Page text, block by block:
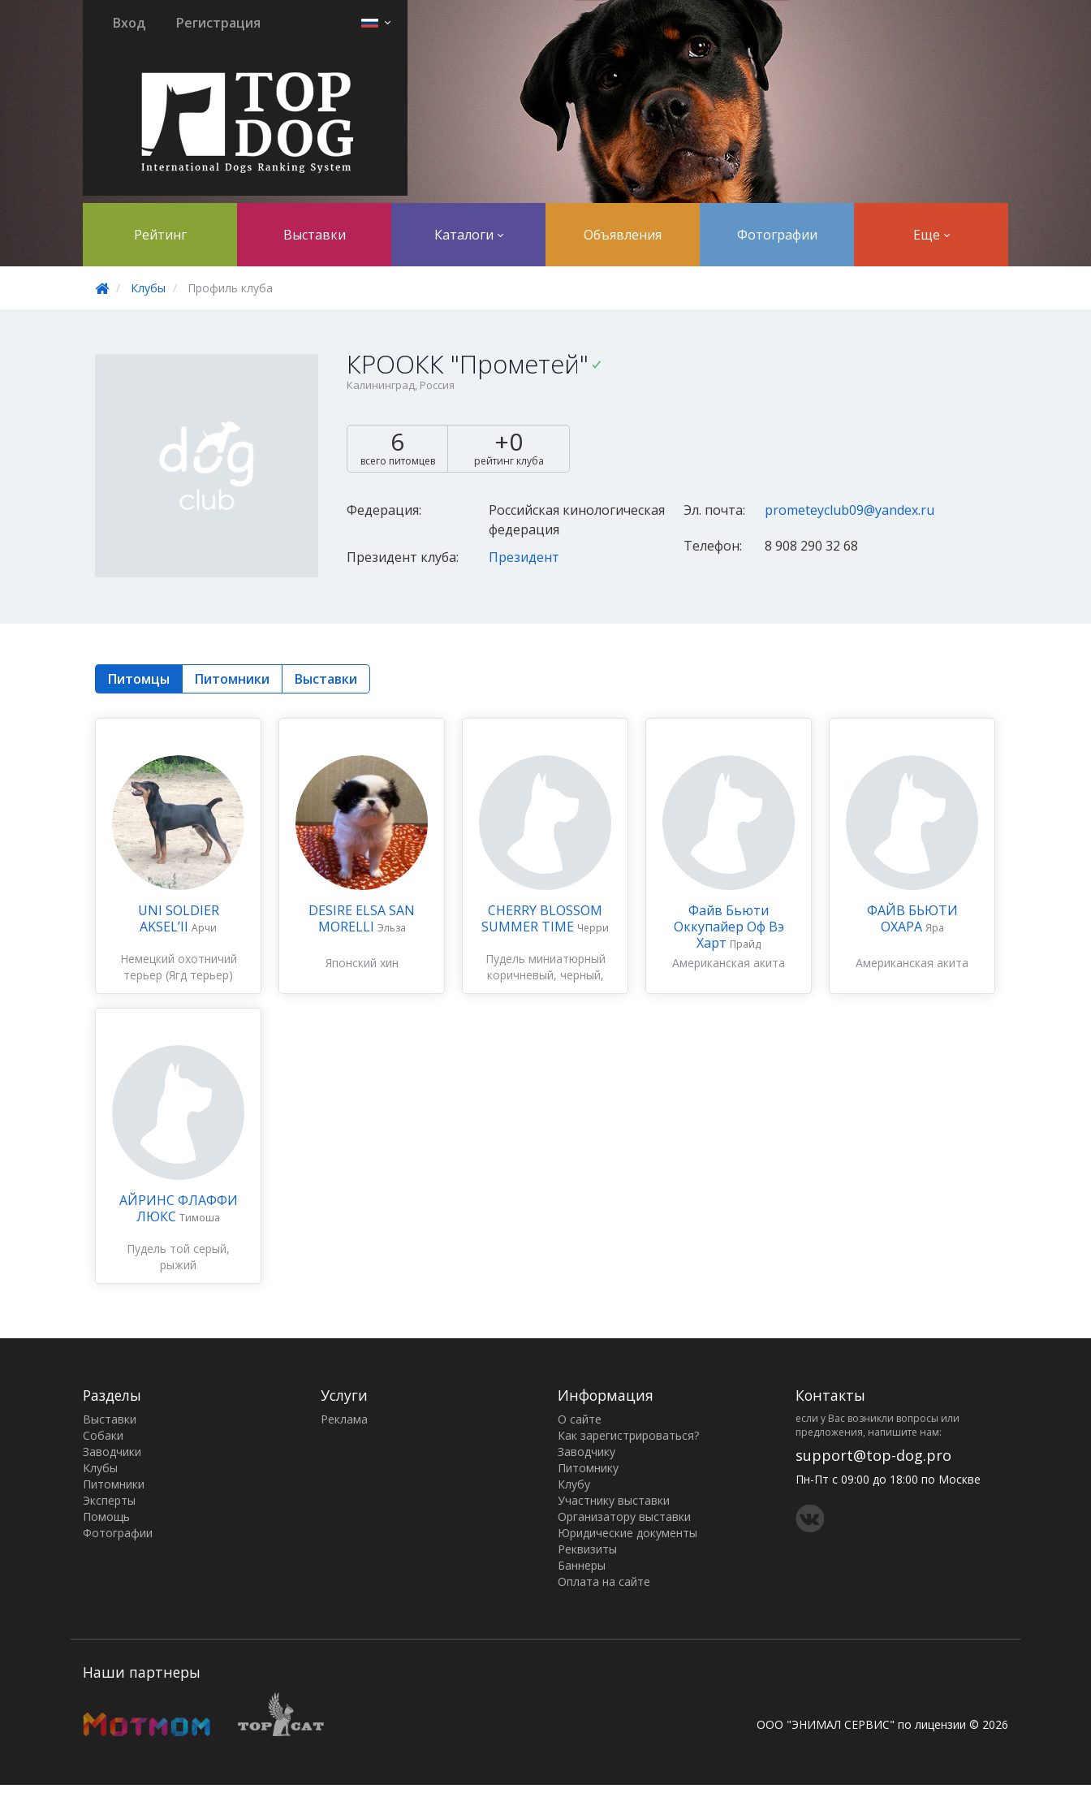
Вход Регистрация
Рейтинг Выставки Каталоги Объявления Фотографии Еще
Клубы Профиль клуба
КРООКК "Прометей"
Калининград, Россия
6
всего питомцев
+0
рейтинг клуба
Федерация:
Российская кинологическая
федерация
Президент клуба:
Президент
Эл. почта:
prometeyclub09@yandex.ru
Телефон:
8 908 290 32 68
Питомцы Питомники Выставки
UNI SOLDIER
AKSEL’II Арчи
Немецкий охотничий
терьер (Ягд терьер)
DESIRE ELSA SAN
MORELLI Эльза
Японский хин
CHERRY BLOSSOM
SUMMER TIME Черри
Пудель миниатюрный
коричневый, черный,
белый
Файв Бьюти
Оккупайер Оф Вэ
Харт Прайд
Американская акита
ФАЙВ БЬЮТИ
ОХАРА Яра
Американская акита
АЙРИНС ФЛАФФИ
ЛЮКС Тимоша
Пудель той серый,
рыжий
Разделы
Выставки
Собаки
Заводчики
Клубы
Питомники
Эксперты
Помощь
Фотографии
Услуги
Реклама
Информация
О сайте
Как зарегистрироваться?
Заводчику
Питомнику
Клубу
Участнику выставки
Организатору выставки
Юридические документы
Реквизиты
Баннеры
Оплата на сайте
Контакты
eсли у Вас возникли вопросы или
предложения, напишите нам:
support@top-dog.pro
Пн-Пт с 09:00 до 18:00 по Москве
Наши партнеры
ООО "ЭНИМАЛ СЕРВИС" по лицензии © 2026